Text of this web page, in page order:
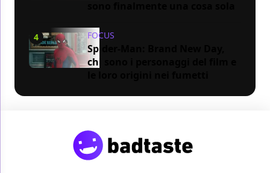
4 FOCUS
Spider-Man: Brand New Day,
chi sono i personaggi del film e